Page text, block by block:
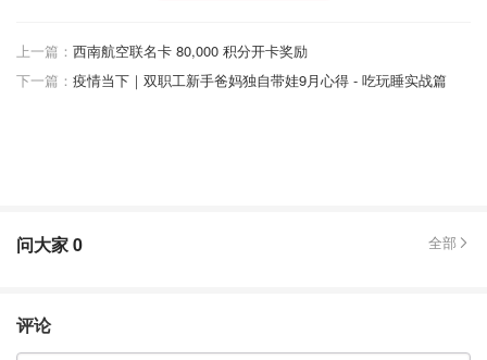
上一篇： 西南航空联名卡 80,000 积分开卡奖励
下一篇： 疫情当下｜双职工新手爸妈独自带娃9月心得 - 吃玩睡实战篇
问大家0 全部
评论